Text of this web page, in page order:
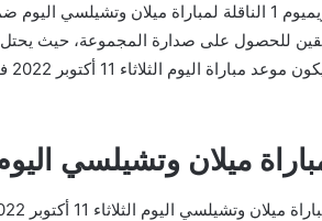
تزداد معدلات البحث بين عشاق كرة القدم حول تردد بي ان سبورت
للحصول على صدارة المجموعة، حيث